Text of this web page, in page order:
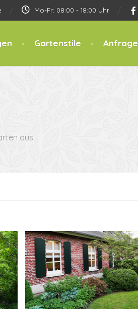
Mo-Fr: 08:00 - 18:00 Uhr
Gartenstile Anfrage
aus.